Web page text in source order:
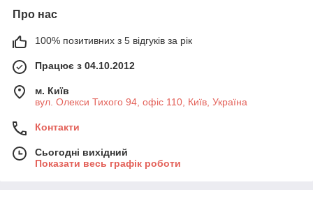
Про нас
100% позитивних з 5 відгуків за рік
Працює з 04.10.2012
м. Київ
вул. Олекси Тихого 94, офіс 110, Київ, Україна
Контакти
Сьогодні вихідний
Показати весь графік роботи